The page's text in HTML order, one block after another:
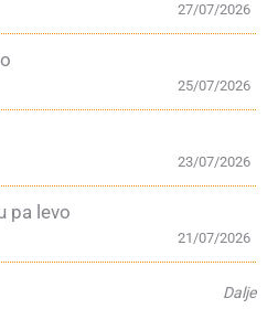
27/07/2026
25/07/2026
23/07/2026
pa levo
21/07/2026
Dalje